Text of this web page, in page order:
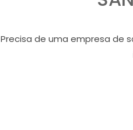
Precisa de uma empresa de